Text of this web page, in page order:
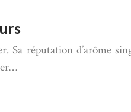
Sa réputation d’arôme